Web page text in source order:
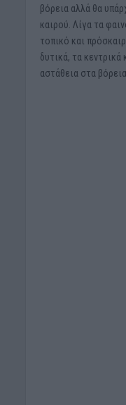
βόρεια αλλά θα
καιρού. Λίγα τα
τοπικό και
δυτικά, τα κεντρικά
αστάθεια στα